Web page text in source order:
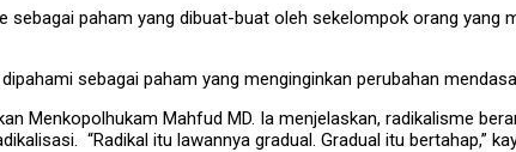
sebagai paham yang dibuat-buat oleh sekelompok orang
sebagai paham yang menginginkan perubahan
Menkopolhukam Mahfud MD. Ia menjelaskan, radikalisme
“Radikal itu lawannya gradual. Gradual itu bertahap,”